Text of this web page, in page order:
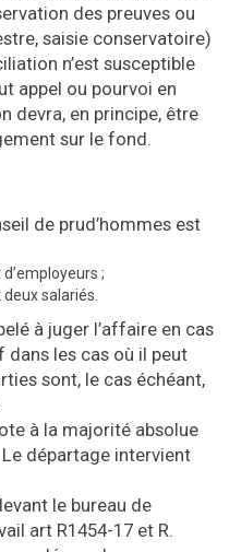
des preuves ou
saisie conservatoire)
n’est susceptible
appel ou pourvoi en
devra, en principe, être
sur le fond.
de prud’hommes est
;
salariés.
à juger l’affaire en cas
dans les cas où il peut
sont, le cas échéant,
à la majorité absolue
départage intervient
le bureau de
art R1454-17 et R.